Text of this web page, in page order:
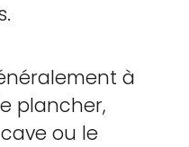
à
plancher,
ou le